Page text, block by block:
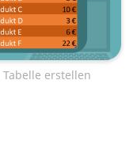
Tabelle erstellen